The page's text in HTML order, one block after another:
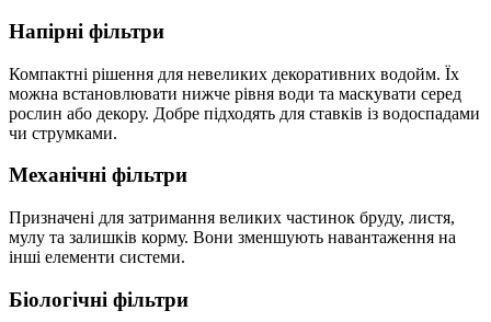
Напірні фільтри
Компактні рішення для невеликих декоративних водойм. Їх
можна встановлювати нижче рівня води та маскувати серед
рослин або декору. Добре підходять для ставків із водоспадами
чи струмками.
Механічні фільтри
Призначені для затримання великих частинок бруду, листя,
мулу та залишків корму. Вони зменшують навантаження на
інші елементи системи.
Біологічні фільтри